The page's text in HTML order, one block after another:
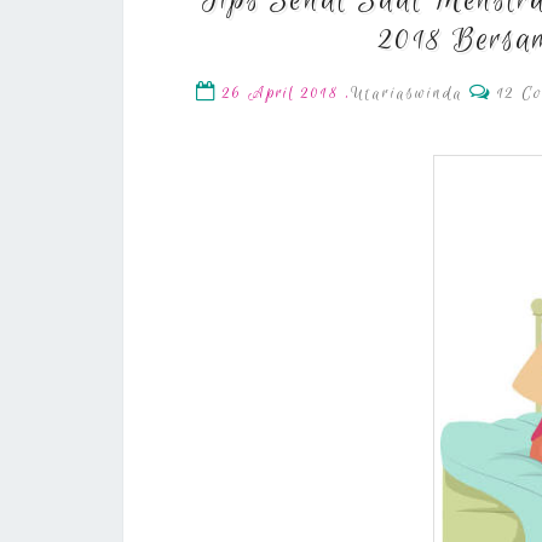
2018
26 April 2018 ,Utariaswinda 12